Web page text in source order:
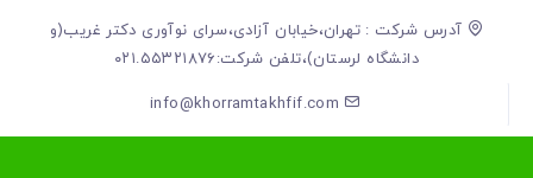
آدرس شرکت : تهران،خیابان آزادی،سرای نوآوری دکتر غریب(و
دانشگاه لرستان)،تلفن شرکت:۰۲۱.۵۵۳۲۱۸۷۶
info@khorramtakhfif.com